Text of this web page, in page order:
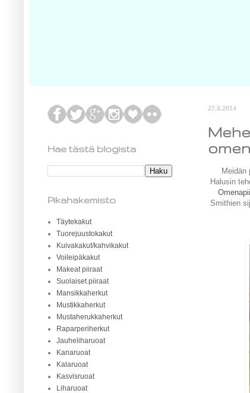
27.8.2014
Meidän
Halusin
Smithien
Hae tästä blogista
Pikahakemisto
Täytekakut
Tuorejuustokakut
Kuivakakut/kahvikakut
Voileipäkakut
Makeat piiraat
Suolaiset piiraat
Mansikkaherkut
Mustikkaherkut
Mustaherukkaherkut
Raparperiherkut
Jauheliharuoat
Kanaruoat
Kalaruoat
Kasvisruoat
Liharuoat